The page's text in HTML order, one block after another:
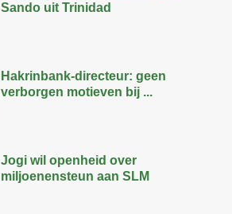
Sando uit Trinidad
Hakrinbank-directeur: geen
verborgen motieven bij ...
Jogi wil openheid over
miljoenensteun aan SLM